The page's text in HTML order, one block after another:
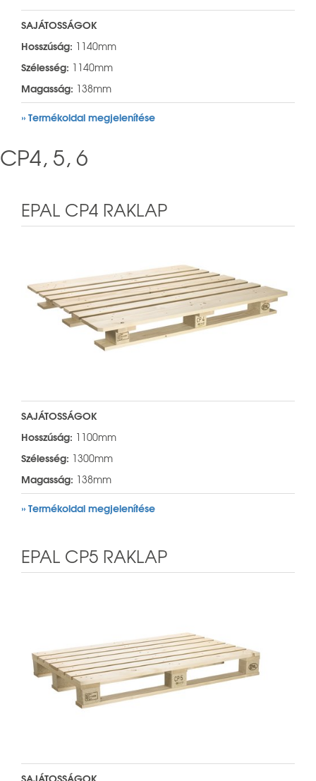
SAJÁTOSSÁGOK
Hosszúság: 1140mm
Szélesség: 1140mm
Magasság: 138mm
» Termékoldal megjelenítése
CP4, 5, 6
EPAL CP4 RAKLAP
SAJÁTOSSÁGOK
Hosszúság: 1100mm
Szélesség: 1300mm
Magasság: 138mm
» Termékoldal megjelenítése
EPAL CP5 RAKLAP